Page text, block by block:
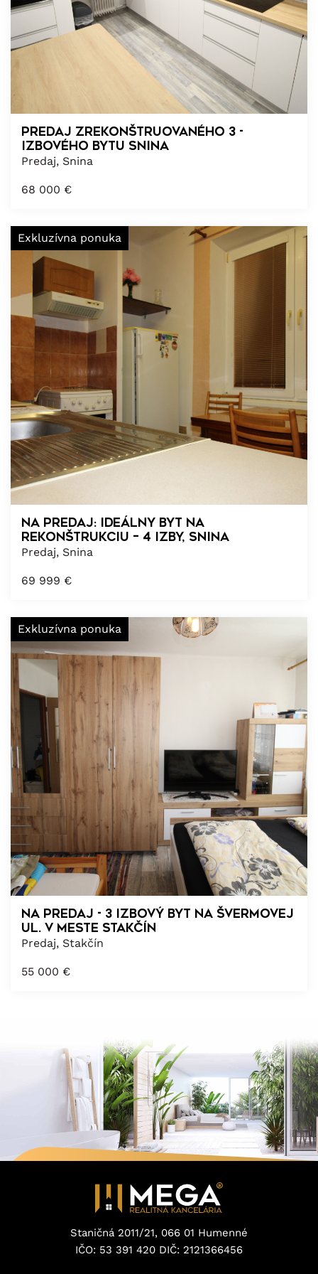
PREDAJ zrekonštruovaného 3 -
izbového bytu Snina
Predaj, Snina
68 000 €
Exkluzívna ponuka
Na predaj: Ideálny byt na
rekonštrukciu – 4 izby, Snina
Predaj, Snina
69 999 €
Exkluzívna ponuka
NA PREDAJ - 3 izbový byt na Švermovej
ul. v meste Stakčín
Predaj, Stakčín
55 000 €
Staničná 2011/21, 066 01 Humenné
IČO: 53 391 420 DIČ: 2121366456